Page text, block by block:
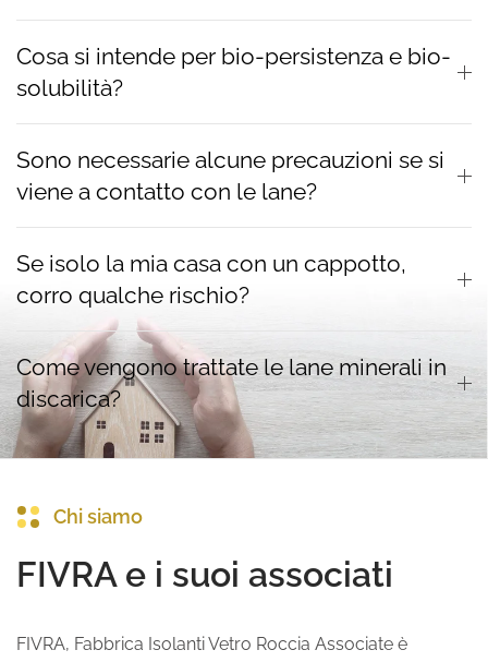
Cosa si intende per bio-persistenza e bio-
solubilità?
Sono necessarie alcune precauzioni se si
viene a contatto con le lane?
Se isolo la mia casa con un cappotto,
corro qualche rischio?
Come vengono trattate le lane minerali in
discarica?
Chi siamo
FIVRA e i suoi associati
FIVRA, Fabbrica Isolanti Vetro Roccia Associate è